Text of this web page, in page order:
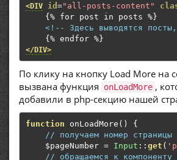
<DIV id ="all-posts-content"
    {% for post in posts %}
<!-- Здесь выводятся
</DIV>
По клику на кнопку Load More на
вызвана функция
onLoadMore ,
добавили в php-секцию нашей
function onLoadMore ()
{
// получаем номер страницы
    $pageNumber
= Input :: get (
// обращаемся к